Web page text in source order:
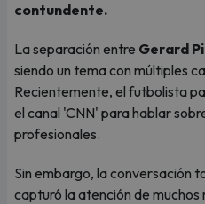
contundente.
La separación entre Gerard
siendo un tema con múltiples
Recientemente, el futbolista
el canal 'CNN' para hablar
profesionales.
Sin embargo, la conversación
capturó la atención de